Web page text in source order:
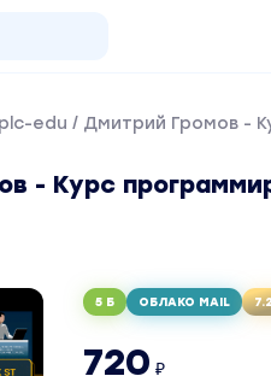
edu / Дмитрий Громов -
- Курс
5 Б ОБЛАКО MAIL
720 ₽